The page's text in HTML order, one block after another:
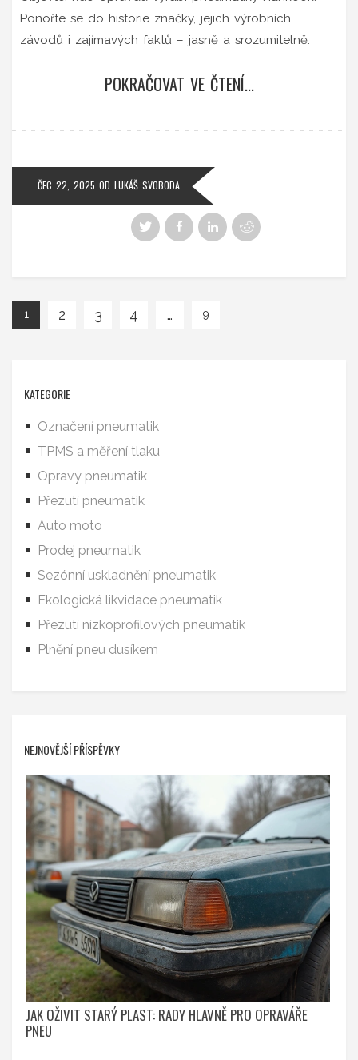
Ponořte se do historie značky, jejich výrobních
závodů i zajímavých faktů – jasně a srozumitelně.
POKRAČOVAT VE ČTENÍ...
ČEC 22, 2025 OD LUKÁŠ SVOBODA
1 2 3 4 … 9
KATEGORIE
Označení pneumatik
TPMS a měření tlaku
Opravy pneumatik
Přezutí pneumatik
Auto moto
Prodej pneumatik
Sezónní uskladnění pneumatik
Ekologická likvidace pneumatik
Přezutí nízkoprofilových pneumatik
Plnění pneu dusíkem
NEJNOVĚJŠÍ PŘÍSPĚVKY
JAK OŽIVIT STARÝ PLAST: RADY HLAVNĚ PRO OPRAVÁŘE
PNEU